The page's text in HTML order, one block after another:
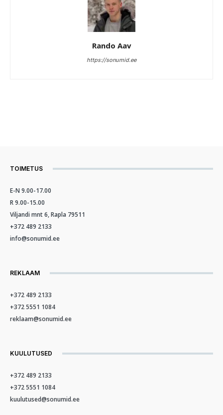
Rando Aav
https://sonumid.ee
TOIMETUS
E-N 9.00-17.00
R 9.00-15.00
Viljandi mnt 6, Rapla 79511
+372 489 2133
info@sonumid.ee
REKLAAM
+372 489 2133
+372 5551 1084
reklaam@sonumid.ee
KUULUTUSED
+372 489 2133
+372 5551 1084
kuulutused@sonumid.ee